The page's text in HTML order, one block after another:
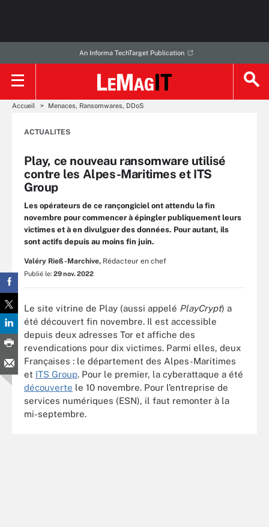
An Informa TechTarget Publication
Accueil Menaces, Ransomwares, DDoS
ACTUALITES
Play, ce nouveau ransomware utilisé
contre les Alpes-Maritimes et ITS
Group
Les opérateurs de ce rançongiciel ont attendu la fin
novembre pour commencer à épingler publiquement leurs
victimes et à en divulguer des données. Pour autant, ils
sont actifs depuis au moins fin juin.
Valéry Rieß-Marchive, Rédacteur en chef
Publié le: 29 nov. 2022
Le site vitrine de Play (aussi appelé PlayCrypt) a
été découvert fin novembre. Il est accessible
depuis deux adresses Tor et affiche des
revendications pour dix victimes. Parmi elles, deux
Françaises : le département des Alpes-Maritimes
et ITS Group. Pour le premier, la cyberattaque a été
découverte le 10 novembre. Pour l’entreprise de
services numériques (ESN), il faut remonter à la
mi-septembre.